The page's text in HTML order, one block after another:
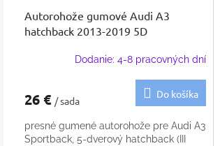
Autorohože gumové Audi A3
hatchback 2013-2019 5D
Dodanie: 4-8 pracovných dní
26 € / sada
Do košíka
presné gumené autorohože pre Audi A3
Sportback, 5-dverový hatchback (III